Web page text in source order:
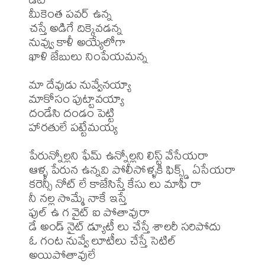
మీకెంత పవర్ ఉన్న
చస్తే అడిగే దిక్కెవడన్న
నువ్వు కాళీ అయ్యేలోగా
ఖాళి జేబులు నింపేయమన్న
మా దేవుడు నువ్వేనయ్యా
మాకోసం పుట్టావయ్యా
దండేసి దండం పెట్టి
హారతులే పట్టేమయ్య
పేరున్నోల్లని ఫేమ్ ఉన్నోల్లని లిస్ట్ వేసేయరా
ఆళ్ళ పేరున ఉన్నవి పోలీసోళ్ళకి ఫిక్స్డ్ ఏసేయరా
కరెన్సీ నోట్ లే కాజేసిస్తే కేసు లు మాఫీ రా
నీ నల్ల సొమ్మే నాకే ఇస్తే
ఫుల్ ఉ గ వైట్ ఐ పోతావురా
డే అండ్ నైట్ డ్యూటీ లు చేస్తే శాలరీ సరిపోదు
ఓ గంట నువ్వే లూటీలు చేస్తే సెటిల్
అయిపోతావులే